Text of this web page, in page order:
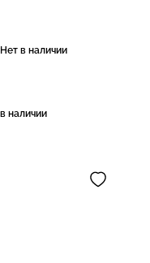
Нет в наличии
наличии